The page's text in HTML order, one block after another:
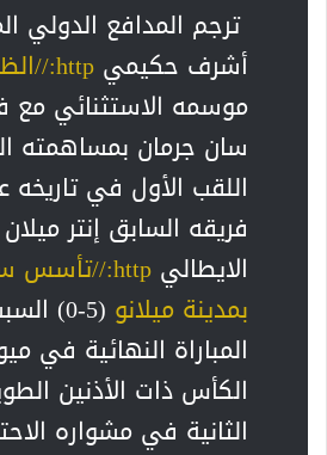
ترجم المدافع الدولي
أشرف حكيمي http://الظهير الأيمن
موسمه الاستثنائي مع
سان جرمان بمساهمته
اللقب الأول في
فريقه السابق إنتر ميلان
الايطالي
بمدينة ميلانو
(5-0)
المباراة النهائية في
الكأس ذات الأذنين
الثانية في مشواره